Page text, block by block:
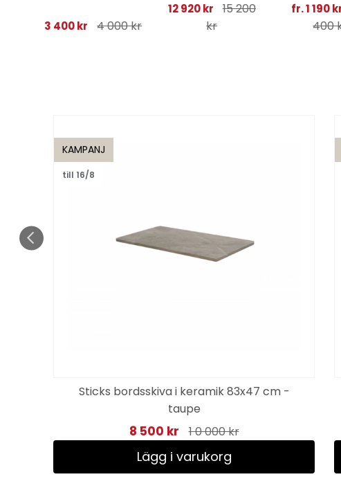
3 400 kr 4 000 kr
12 920 kr
15 200
kr
fr. 1 190
400
KAMPANJ
till 16/8
Sticks bordsskiva i keramik 83x47 cm -
taupe
8 500 kr 1 0 000 kr
Lägg i varukorg